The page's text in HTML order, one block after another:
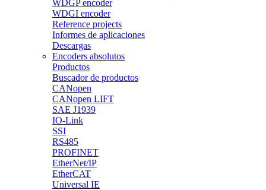
WDGP encoder
WDGI encoder
Reference projects
Informes de aplicaciones
Descargas
Encoders absolutos
Productos
Buscador de productos
CANopen
CANopen LIFT
SAE J1939
IO-Link
SSI
RS485
PROFINET
EtherNet/IP
EtherCAT
Universal IE